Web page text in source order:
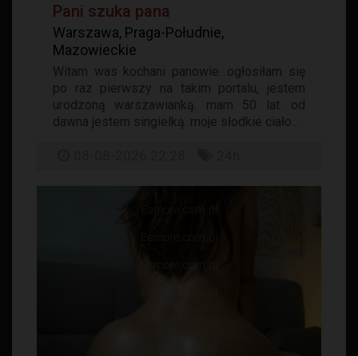
Pani szuka pana
Warszawa, Praga-Południe,
Mazowieckie
Witam was kochani panowie. ogłosiłam się
po raz pierwszy na takim portalu, jestem
urodzoną warszawianką. mam 50 lat. od
dawna jestem singielką. moje słodkie ciało...